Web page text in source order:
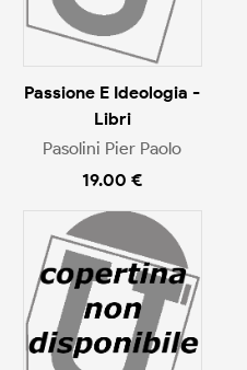
Passione E Ideologia -
Libri
Pasolini Pier Paolo
19.00 €